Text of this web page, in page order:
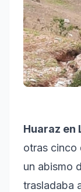
Huaraz en
otras cinco
un abismo
trasladaba